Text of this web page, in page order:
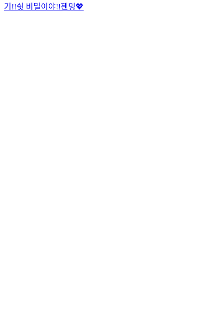
기!!쉿 비밀이야!!젠밍💖